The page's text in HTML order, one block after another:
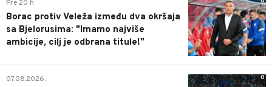
Pre 20 h
Borac protiv Veleža između dva okršaja
sa Bjelorusima: "Imamo najviše
ambicije, cilj je odbrana titule!"
0
07.08.2026.